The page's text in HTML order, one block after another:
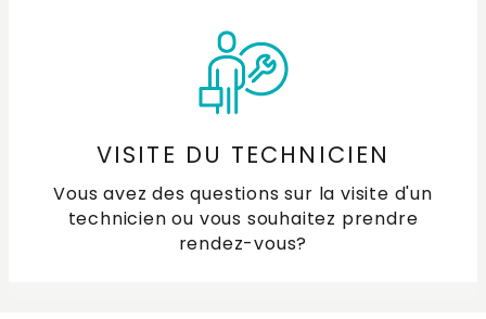
VISITE DU TECHNICIEN
Vous avez des questions sur la visite d'un
technicien ou vous souhaitez prendre
rendez-vous?